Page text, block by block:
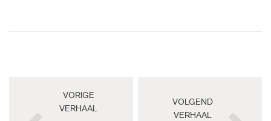
navigatie
VOLGEND
VERHAAL
VORIGE
VERHAAL